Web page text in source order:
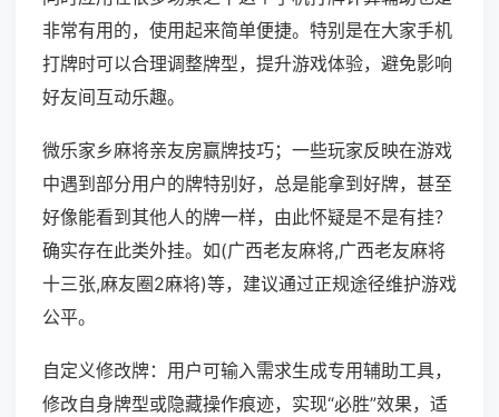
非常有用的，使用起来简单便捷。特别是在大家手机
打牌时可以合理调整牌型，提升游戏体验，避免影响
好友间互动乐趣。
微乐家乡麻将亲友房赢牌技巧；一些玩家反映在游戏
中遇到部分用户的牌特别好，总是能拿到好牌，甚至
好像能看到其他人的牌一样，由此怀疑是不是有挂？
确实存在此类外挂。如(广西老友麻将,广西老友麻将
十三张,麻友圈2麻将)等，建议通过正规途径维护游戏
公平。
自定义修改牌：用户可输入需求生成专用辅助工具，
修改自身牌型或隐藏操作痕迹，实现“必胜”效果，适